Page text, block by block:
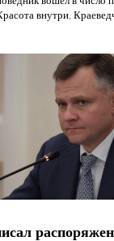
внутри.